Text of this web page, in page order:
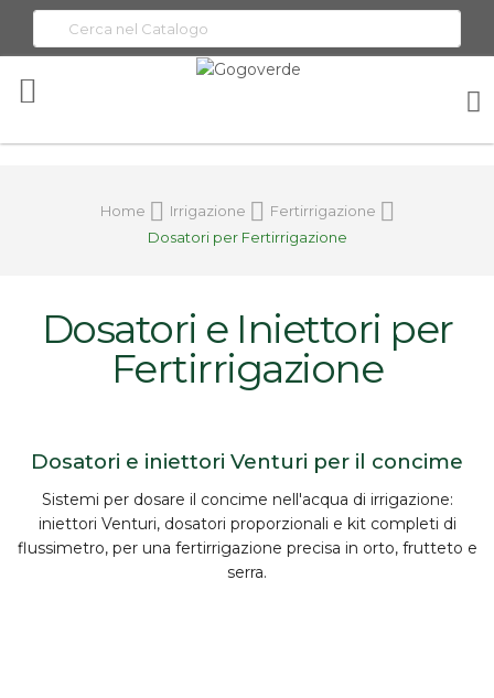
Home Irrigazione
Fertirrigazione
Dosatori per Fertirrigazione
Dosatori e Iniettori per
Fertirrigazione
Dosatori e iniettori Venturi per il concime
Sistemi per dosare il concime nell'acqua di irrigazione:
iniettori Venturi, dosatori proporzionali e kit completi di
flussimetro, per una fertirrigazione precisa in orto, frutteto e
serra.